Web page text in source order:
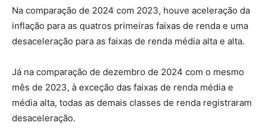
Na comparação de 2024 com 2023, houve aceleração da
inflação para as quatros primeiras faixas de renda e uma
desaceleração para as faixas de renda média alta e alta.
Já na comparação de dezembro de 2024 com o mesmo
mês de 2023, à exceção das faixas de renda média e
média alta, todas as demais classes de renda registraram
desaceleração.